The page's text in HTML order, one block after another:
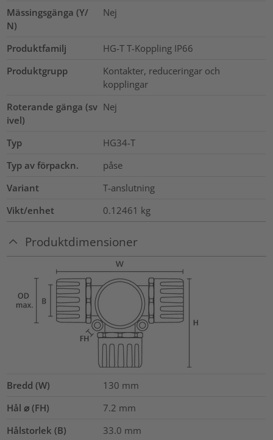
Mässingsgänga (Y/
N)
Nej
Produktfamilj
HG-T T-Koppling IP66
Produktgrupp
Kontakter, reduceringar och
kopplingar
Roterande gänga (sv
ivel)
Nej
Typ
HG34-T
Typ av förpackn.
påse
Variant
T-anslutning
Vikt/enhet
0.12461 kg
Produktdimensioner
Bredd (W) 130 mm
Hål ⌀ (FH)
7.2 mm
Hålstorlek (B)
33.0 mm